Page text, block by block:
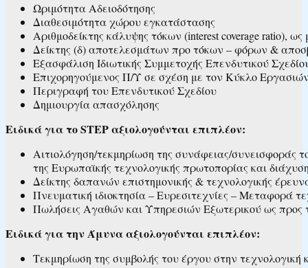
Ωριμότητα Αδειοδότησης
Διαθεσιμότητα χώρου εγκατάστασης
Αριθμοδείκτης κάλυψης τόκων (interest coverage ratio),
Δείκτης (δ) αποτελεσμάτων προ τόκων – φόρων &
Εξασφάλιση Ιδιωτικής Συμμετοχής Επενδυτικού
Επιχορηγούμενος Π/Υ σε σχέση με τον Κύκλο Εργασιών
Περιγραφή του Επενδυτικού Σχεδίου
Δημιουργία απασχόλησης
Ειδικάγια το STEP αξιολογούνται επιπλέον:
Aιτιολόγηση/τεκμηρίωση της συνάφειας/
της Ευρωπαϊκής τεχνολογικής πρωτοπορίας και
Δείκτης δαπανών επιστημονικής & τεχνολογικής
Πνευματική ιδιοκτησία – Ευρεσιτεχνίες – Μεταφορά
Πωλήσεις Αγαθών και Υπηρεσιών Εξωτερικού ως προς
Ειδικάγια την Άμυνα αξιολογούνται επιπλέον:
Τεκμηρίωση της συμβολής του έργου στην